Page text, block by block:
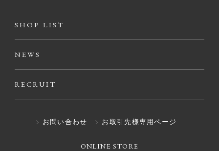
SHOP LIST
NEWS
RECRUIT
お問い合わせ お取引先様専用ページ
ONLINE STORE